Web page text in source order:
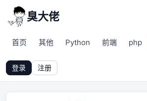
臭大佬
首页 其他 Python 前端 php
登录 注册